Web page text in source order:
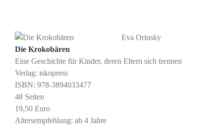
Eva Orinsky
Die Krokobären
Eine Geschichte für Kinder, deren Eltern sich trennen
Verlag: iskopress
ISBN: ‎978-3894033477
48 Seiten
19,50 Euro
Altersempfehlung: ab 4 Jahre